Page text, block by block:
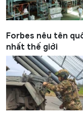
Forbes nêu tên
nhất thế giới